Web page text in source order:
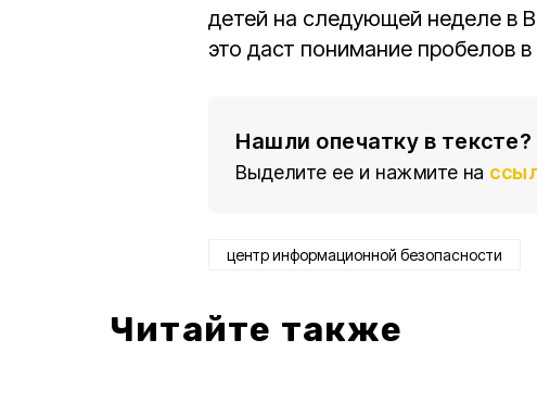
детей на следующей неделе в
это даст понимание пробелов в
Нашли опечатку в тексте?
Выделите ее и нажмите на
центр информационной безопасности
Читайте также